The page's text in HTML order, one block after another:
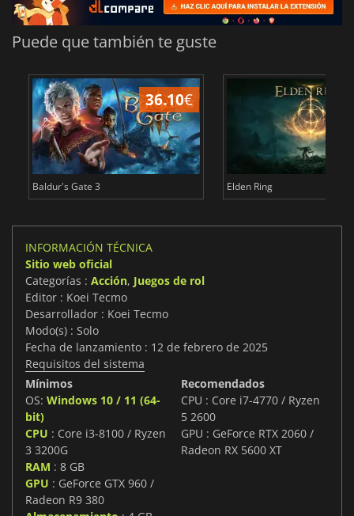
Puede que también te guste
36.10€
Baldur's Gate 3 Elden Ring
INFORMACIÓN TÉCNICA
Sitio web oficial
Categorías : Acción, Juegos de rol
Editor : Koei Tecmo
Desarrollador : Koei Tecmo
Modo(s) : Solo
Fecha de lanzamiento : 12 de febrero de 2025
Requisitos del sistema
Mínimos
OS: Windows 10 / 11 (64-
bit)
CPU : Core i3-8100 / Ryzen
3 3200G
RAM : 8 GB
GPU : GeForce GTX 960 /
Radeon R9 380
Recomendados
CPU : Core i7-4770 / Ryzen
5 2600
GPU : GeForce RTX 2060 /
Radeon RX 5600 XT